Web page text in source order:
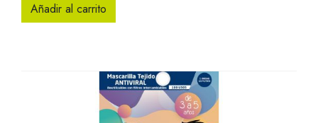
Añadir al carrito